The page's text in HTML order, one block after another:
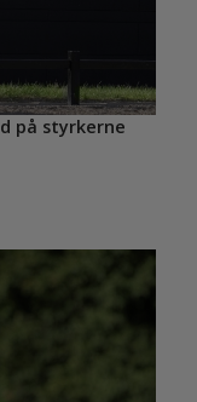
på styrkerne